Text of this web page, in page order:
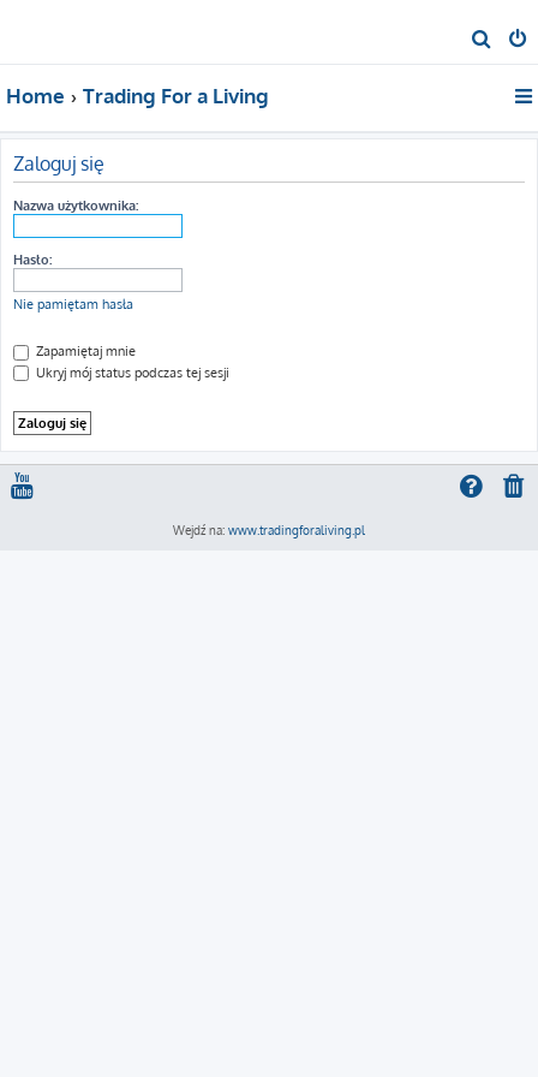
z
j
Home Trading For a Living
Zaloguj się
Nazwa użytkownika:
Hasło:
Nie pamiętam hasła
Zapamiętaj mnie
Ukryj mój status podczas tej sesji
Wejdź na: www.tradingforaliving.pl